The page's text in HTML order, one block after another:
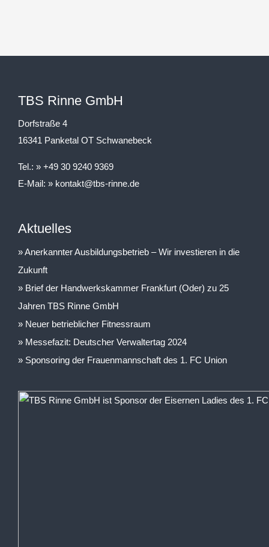
TBS Rinne GmbH
Dorfstraße 4
16341 Panketal OT Schwanebeck
Tel.:
+49 30 9240 9369
E-Mail:
kontakt@tbs-rinne.de
Aktuelles
Anerkannter Ausbildungsbetrieb – Wir investieren in die
Zukunft
Brief der Handwerkskammer Frankfurt (Oder) zu 25
Jahren TBS Rinne GmbH
Neuer betrieblicher Fitnessraum
Messefazit: Deutscher Verwaltertag 2024
Sponsoring der Frauenmannschaft des 1. FC Union